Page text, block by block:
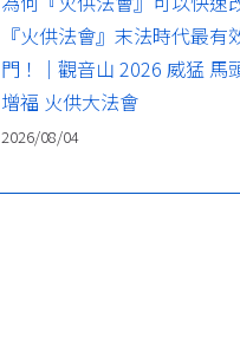
『火供法會』末法時代最有
門！｜觀音山 2026 威猛 馬
增福 火供大法會
2026/08/04